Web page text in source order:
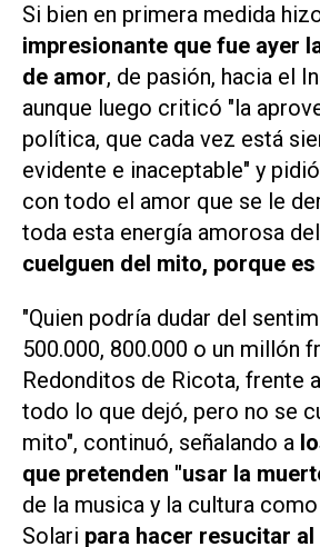
Si bien en primera medida
impresionante que fue ayer
de amor, de pasión, hacia el
aunque luego criticó "la
política, que cada vez está
evidente e inaceptable" y
con todo el amor que se le
toda esta energía amorosa
cuelguen del mito, porque
"Quien podría dudar del
500.000, 800.000 o un millón
Redonditos de Ricota, frente
todo lo que dejó, pero no se
mito", continuó, señalando a
que pretenden "usar la
de la musica y la cultura
Solari para hacer resucitar